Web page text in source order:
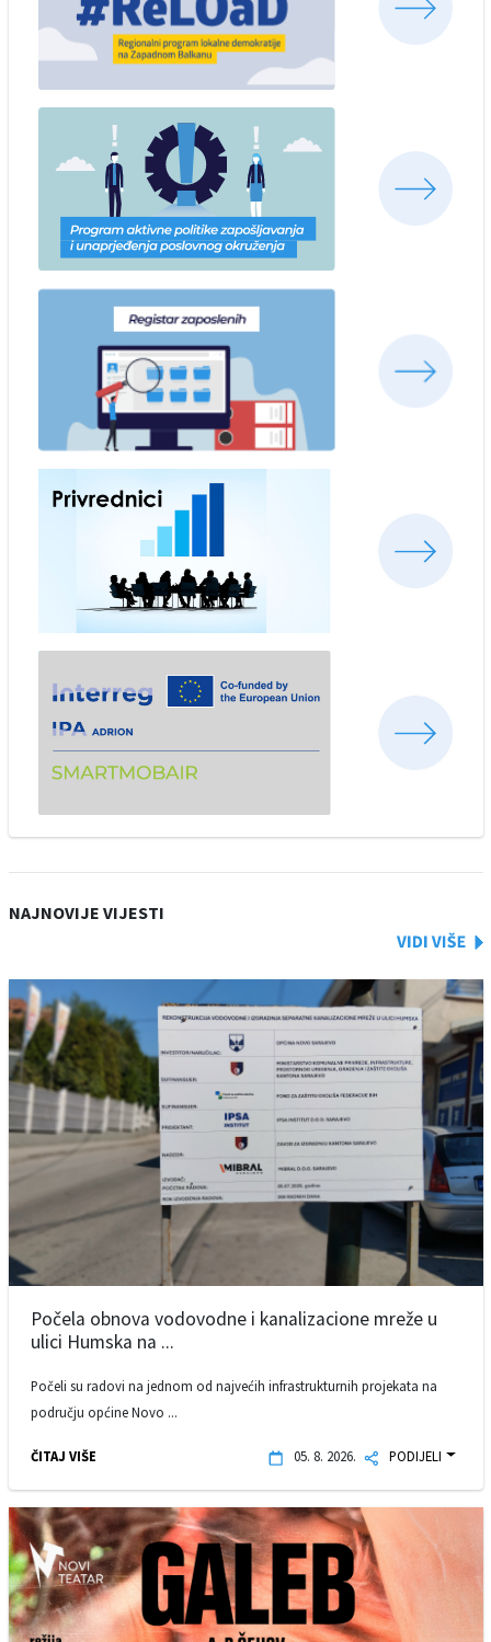
NAJNOVIJE VIJESTI
Počela obnova vodovodne i kanalizacione mreže u
ulici Humska na ...
Počeli su radovi na jednom od najvećih infrastrukturnih projekata na
području općine Novo ...
ČITAJ VIŠE 05. 8. 2026. PODIJELI